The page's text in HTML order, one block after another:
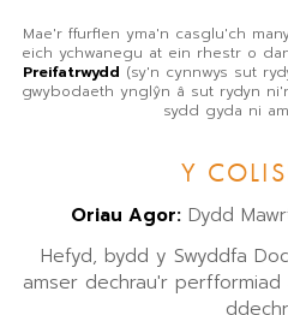
Mae'r ffurflen yma'n casglu'ch
eich ychwanegu at ein rhestr o
Preifatrwydd (sy'n cynnwys sut
gwybodaeth ynglŷn â sut rydyn
sydd gyda ni
Y
Oriau Agor:Dydd
Hefyd, bydd y Swyddfa
amser dechrau'r